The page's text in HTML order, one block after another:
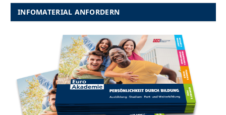
INFOMATERIAL ANFORDERN